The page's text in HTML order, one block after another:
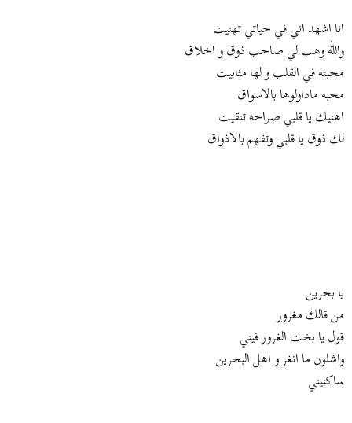
انا اشهد اني في حياتي تهنيت
والله وهب لي صاحب ذوق و اخلاق
محبته في القلب و لها مثابيت
محبه ماداولوها بالاسواق
اهنيك يا قلبي صراحه تنقيت
لك ذوق يا قلبي وتفهم بالاذواق
يا بحرين
من قالك مغرور
قول يا بخت الغرور فيني
واشلون ما انغر و اهل البحرين
ساكنيني